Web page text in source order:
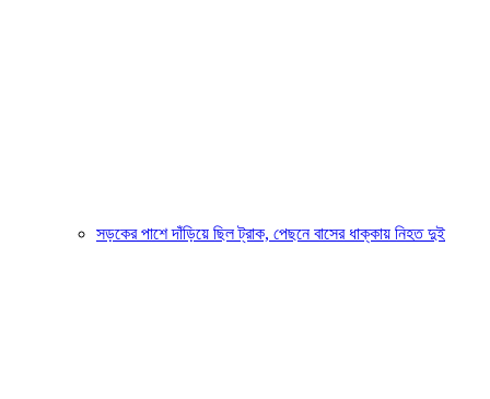
সড়কের পাশে দাঁড়িয়ে ছিল ট্রাক, পেছনে বাসের ধাক্কায় নিহত দুই